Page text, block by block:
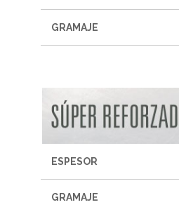
GRAMAJE
ESPESOR
GRAMAJE